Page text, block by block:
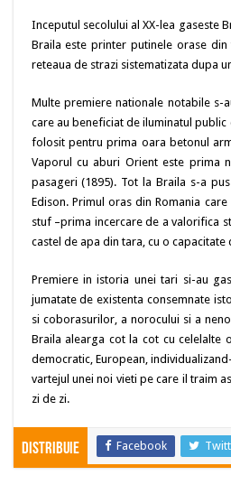
Inceputul secolului al XX-lea gaseste
Braila este printer putinele orase
reteaua de strazi sistematizata dupa
Multe premiere nationale notabile s-
care au beneficiat de iluminatul
folosit pentru prima oara betonul
Vaporul cu aburi Orient este prima
pasageri (1895). Tot la Braila s-a
Edison. Primul oras din Romania
stuf –prima incercare de a valorifica
castel de apa din tara, cu o
Premiere in istoria unei tari si-au
jumatate de existenta consemnate
si coborasurilor, a norocului si a
Braila alearga cot la cot cu celelalte
democratic, European,
vartejul unei noi vieti pe care il traim
zi de zi.
Distribuie Facebook